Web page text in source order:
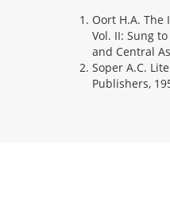
Oort H.A. The
Vol. II: Sung
and Central
Soper A.C.
Publishers,